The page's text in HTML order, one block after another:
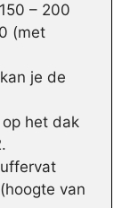
– 200
(met
je de
het dak
van